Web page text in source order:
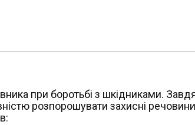
при боротьбі з шкідниками.
розпорошувати захисні